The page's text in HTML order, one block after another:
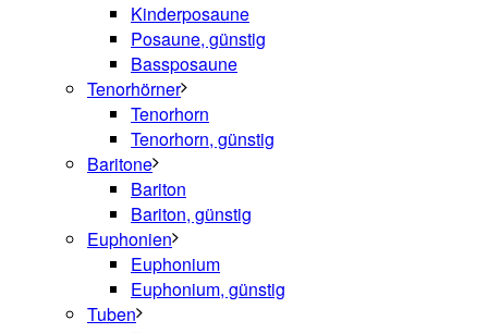
Kinderposaune
Posaune, günstig
Bassposaune
Tenorhörner
Tenorhorn
Tenorhorn, günstig
Baritone
Bariton
Bariton, günstig
Euphonien
Euphonium
Euphonium, günstig
Tuben